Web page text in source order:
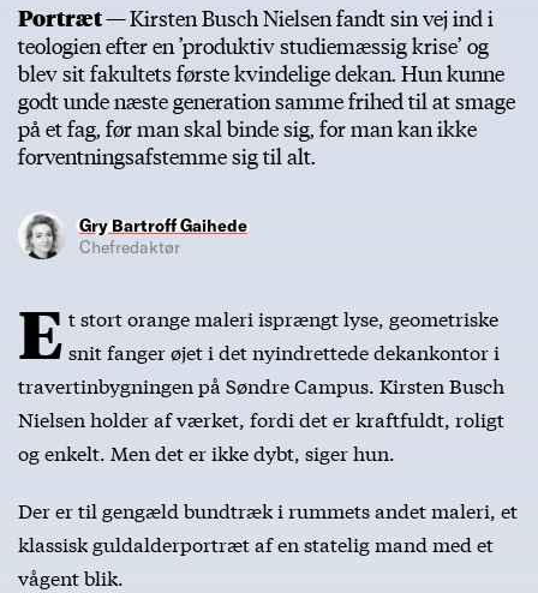
Portræt —Kirsten Busch Nielsen fandt sin vej ind i
teologien efter en ’produktiv studiemæssig krise’ og
blev sit fakultets første kvindelige dekan. Hun kunne
godt unde næste generation samme frihed til at smage
på et fag, før man skal binde sig, for man kan ikke
forventningsafstemme sig til alt.
Gry Bartroff Gaihede
Chefredaktør
E t stort orange maleri isprængt lyse, geometriske
snit fanger øjet i det nyindrettede dekankontor i
travertinbygningen på Søndre Campus. Kirsten Busch
Nielsen holder af værket, fordi det er kraftfuldt, roligt
og enkelt. Men det er ikke dybt, siger hun.
Der er til gengæld bundtræk i rummets andet maleri, et
klassisk guldalderportræt af en statelig mand med et
vågent blik.